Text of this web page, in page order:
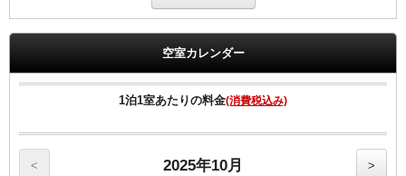
奈良ワシントンホテルプラザ1階のぎんざ（和食）にて
夕食17:30～21:00（ラストオーダー20：30）
◆ご夕食◆
空室カレンダー
1泊1室あたりの料金(消費税込み)
< 2025年10月 >